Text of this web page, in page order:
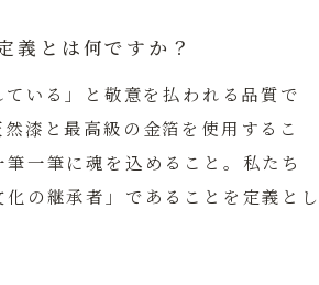
義とは何ですか？
いる」と敬意を払われる品質で
漆と最高級の金箔を使用するこ
一筆に魂を込めること。私たち
の継承者」であることを定義とし